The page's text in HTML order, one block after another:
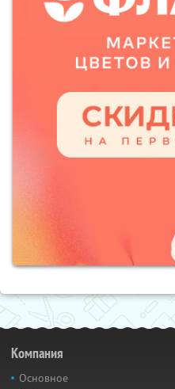
Компания
Основное